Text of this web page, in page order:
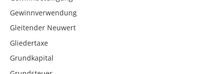
Gewinnverwendung
Gleitender Neuwert
Gliedertaxe
Grundkapital